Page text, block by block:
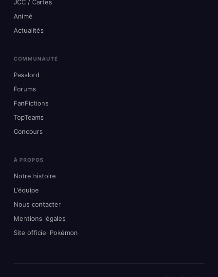
JCC / Cartes
Animé
Actualités
COMMUNAUTÉ
Passlord
Forums
FanFictions
TopTeams
Concours
À PROPOS
Notre histoire
L'équipe
Nous contacter
Mentions légales
Site officiel Pokémon